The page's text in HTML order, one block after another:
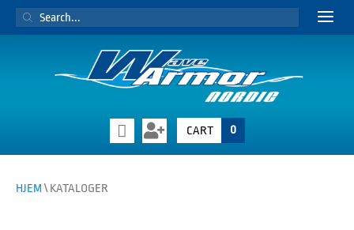
PRODUCTS
SEARCH
CART 0
HJEM \ KATALOGER